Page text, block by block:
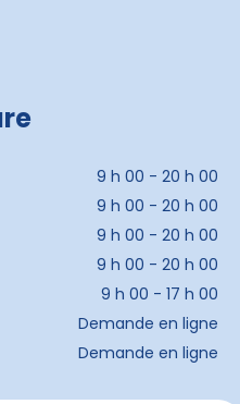
9 h 00 - 20 h 00
9 h 00 - 20 h 00
9 h 00 - 20 h 00
9 h 00 - 20 h 00
9 h 00 - 17 h 00
Demande en ligne
Demande en ligne